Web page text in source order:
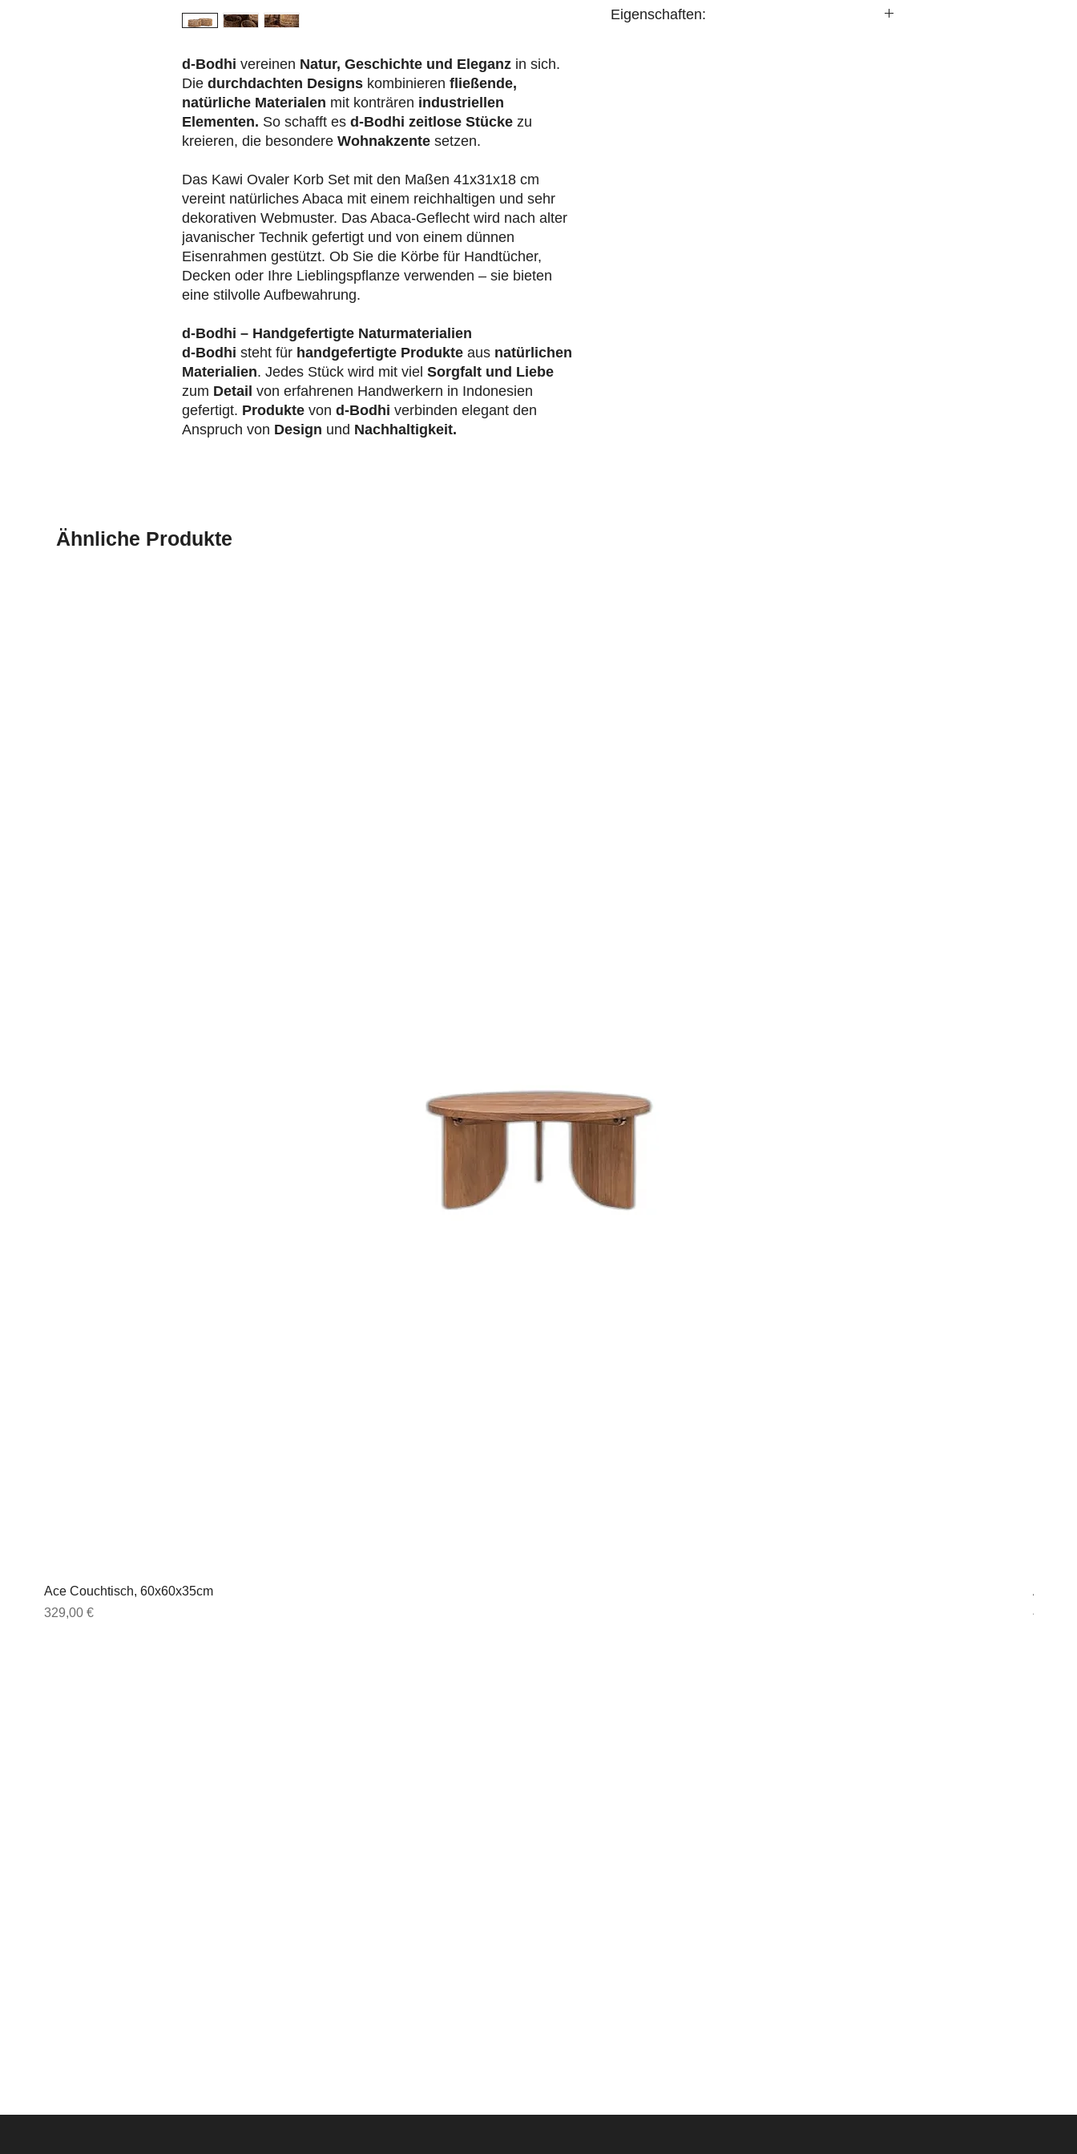
d-Bodhi vereinen Natur, Geschichte und Eleganz in sich.
Die durchdachten Designs kombinieren fließende,
natürliche Materialen mit konträren industriellen
Elementen. So schafft es d-Bodhi zeitlose Stücke zu
kreieren, die besondere Wohnakzente setzen.
Das Kawi Ovaler Korb Set mit den Maßen 41x31x18 cm
vereint natürliches Abaca mit einem reichhaltigen und sehr
dekorativen Webmuster. Das Abaca-Geflecht wird nach alter
javanischer Technik gefertigt und von einem dünnen
Eisenrahmen gestützt. Ob Sie die Körbe für Handtücher,
Decken oder Ihre Lieblingspflanze verwenden – sie bieten
eine stilvolle Aufbewahrung.
d-Bodhi – Handgefertigte Naturmaterialien
d-Bodhi steht für handgefertigte Produkte aus natürlichen
Materialien. Jedes Stück wird mit viel Sorgfalt und Liebe
zum Detail von erfahrenen Handwerkern in Indonesien
gefertigt. Produkte von d-Bodhi verbinden elegant den
Anspruch von Design und Nachhaltigkeit.
Eigenschaften:
Ähnliche Produkte
Ace Couchtisch, 60x60x35cm
Preis
329,00 €
Ace
Preis
449,00